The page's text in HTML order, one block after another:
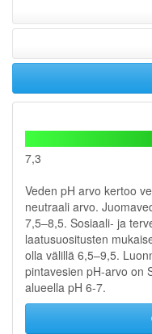
7,3
Veden pH arvo kertoo
neutraali arvo.
7,5–8,5. Sosiaali- ja
laatusuositusten
olla välillä 6,5–9,5.
pintavesien pH-arvo on
alueella pH 6-7.